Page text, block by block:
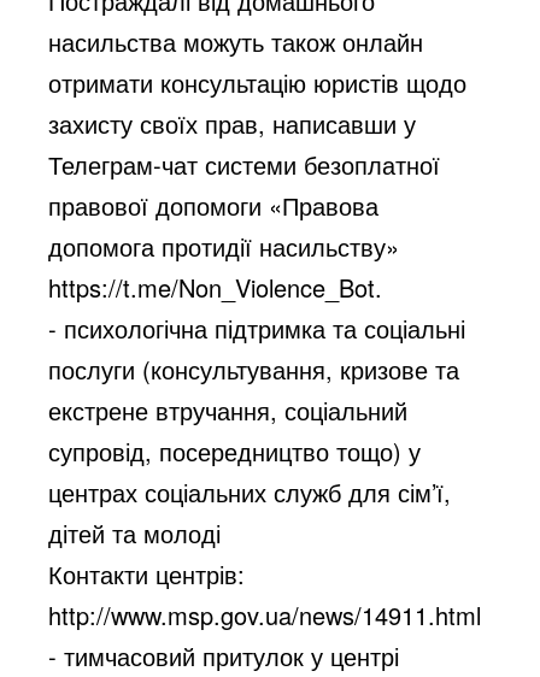
насильства можуть також онлайн
отримати консультацію юристів щодо
захисту своїх прав, написавши у
Телеграм-чат системи безоплатної
правової допомоги «Правова
допомога протидії насильству»
https://t.me/Non_Violence_Bot.
- психологічна підтримка та соціальні
послуги (консультування, кризове та
екстрене втручання, соціальний
супровід, посередництво тощо) у
центрах соціальних служб для сім’ї,
дітей та молоді
Контакти центрів:
http://www.msp.gov.ua/news/14911.html
- тимчасовий притулок у центрі